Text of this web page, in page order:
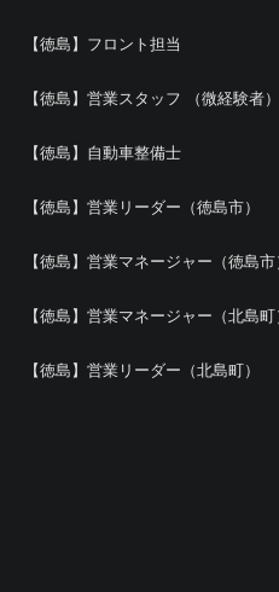
【徳島】フロント担当
【徳島】営業スタッフ （微経験者
【徳島】自動車整備士
【徳島】営業リーダー（徳島市）
【徳島】営業マネージャー（徳島市
【徳島】営業マネージャー（北島町
【徳島】営業リーダー（北島町）